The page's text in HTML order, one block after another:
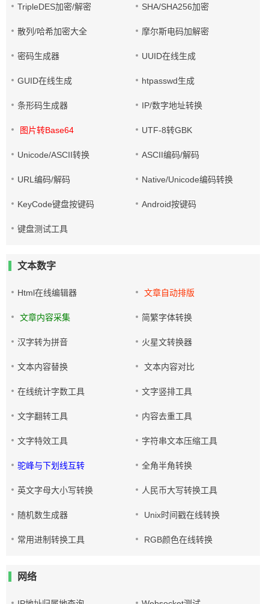
TripleDES加密/解密 SHA/SHA256加密
散列/哈希加密大全 摩尔斯电码加解密
密码生成器 UUID在线生成
GUID在线生成 htpasswd生成
条形码生成器 IP/数字地址转换
图片转Base64 UTF-8转GBK
Unicode/ASCII转换 ASCII编码/解码
URL编码/解码 Native/Unicode编码转换
KeyCode键盘按键码 Android按键码
键盘测试工具
文本数字
Html在线编辑器 文章自动排版
文章内容采集 简繁字体转换
汉字转为拼音 火星文转换器
文本内容替换 文本内容对比
在线统计字数工具 文字竖排工具
文字翻转工具 内容去重工具
文字特效工具 字符串文本压缩工具
驼峰与下划线互转 全角半角转换
英文字母大小写转换 人民币大写转换工具
随机数生成器 Unix时间戳在线转换
常用进制转换工具 RGB颜色在线转换
网络